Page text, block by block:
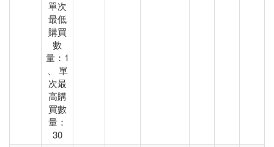
單次
最低
購買
數
量：1
、 單
次最
高購
買數
量：
30